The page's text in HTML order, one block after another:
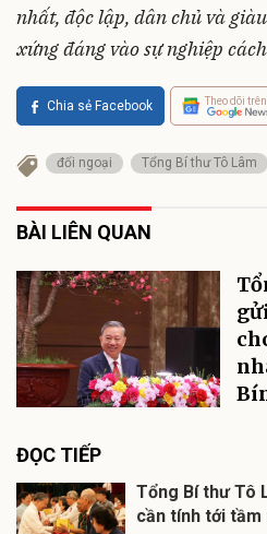
nhất, độc lập, dân chủ và
xứng đáng vào sự nghiệp
Chia sẻ Facebook Theo dõi trên
đối ngoại Tổng Bí thư Tô Lâm
BÀI LIÊN QUAN
ĐỌC TIẾP
Tổng Bí thư Tô
cần tính tới tầm